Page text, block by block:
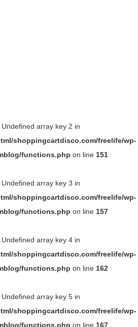
Undefined array key 2 in
shoppingcartdisco.com/freelife/wp-
functions.php on line 151
Undefined array key 3 in
shoppingcartdisco.com/freelife/wp-
functions.php on line 157
Undefined array key 4 in
shoppingcartdisco.com/freelife/wp-
functions.php on line 162
Undefined array key 5 in
shoppingcartdisco.com/freelife/wp-
functions.php on line 167